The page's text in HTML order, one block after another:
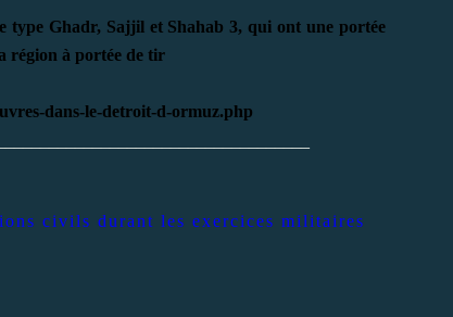
type Ghadr, Sajjil et Shahab 3, qui ont une portée
région à portée de tir
dans-le-detroit-d-ormuz.php
civils durant les exercices militaires